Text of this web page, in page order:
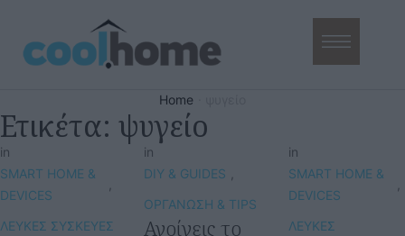
Home
Ετικέτα: ψυγείο
in
SMART HOME &
DEVICES
ΛΕΥΚΕΣ ΣΥΣΚΕΥΕΣ
in
DIY & GUIDES
ΟΡΓΑΝΩΣΗ & TIPS
Ανοίγεις το
in
SMART HOME &
DEVICES
ΛΕΥΚΕΣ